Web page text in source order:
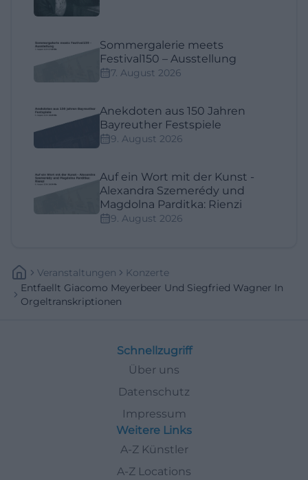
Sommergalerie meets
Festival150 – Ausstellung
7. August 2026
Anekdoten aus 150 Jahren
Bayreuther Festspiele
9. August 2026
Auf ein Wort mit der Kunst -
Alexandra Szemerédy und
Magdolna Parditka: Rienzi
9. August 2026
Veranstaltungen
Konzerte
Entfaellt Giacomo Meyerbeer Und Siegfried Wagner In
Orgeltranskriptionen
Schnellzugriff
Über uns
Datenschutz
Impressum
Weitere Links
A-Z Künstler
A-Z Locations